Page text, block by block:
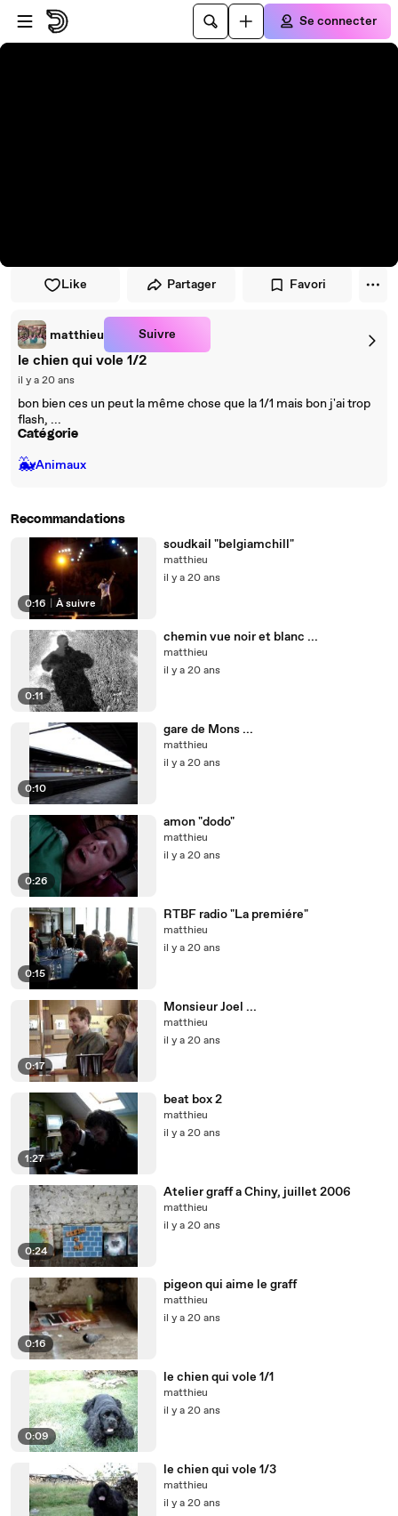
Passer au player
Passer au contenu principal
Se connecter
Like Partager Favori
matthieu Suivre
le chien qui vole 1/2
il y a 20 ans
bon bien ces un peut la même chose que la 1/1 mais bon j'ai trop
flash, ...
Catégorie
🐳Animaux
Recommandations
0:16 À suivre
soudkail "belgiamchill"
matthieu
il y a 20 ans
0:11
chemin vue noir et blanc ...
matthieu
il y a 20 ans
0:10
gare de Mons ...
matthieu
il y a 20 ans
0:26
amon "dodo"
matthieu
il y a 20 ans
0:15
RTBF radio "La premiére"
matthieu
il y a 20 ans
0:17
Monsieur Joel ...
matthieu
il y a 20 ans
1:27
beat box 2
matthieu
il y a 20 ans
0:24
Atelier graff a Chiny, juillet 2006
matthieu
il y a 20 ans
0:16
pigeon qui aime le graff
matthieu
il y a 20 ans
0:09
le chien qui vole 1/1
matthieu
il y a 20 ans
le chien qui vole 1/3
matthieu
il y a 20 ans